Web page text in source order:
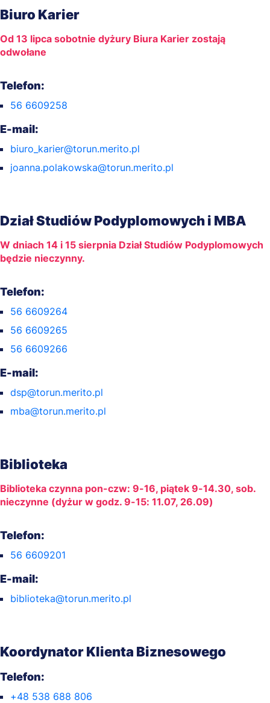
Biuro Karier
Od 13 lipca sobotnie dyżury Biura Karier zostają
odwołane
Telefon:
56 6609258
E-mail:
biuro_karier@torun.merito.pl
joanna.polakowska@torun.merito.pl
Dział Studiów Podyplomowych i MBA
W dniach 14 i 15 sierpnia Dział Studiów Podyplomowych
będzie nieczynny.
Telefon:
56 6609264
56 6609265
56 6609266
E-mail:
dsp@torun.merito.pl
mba@torun.merito.pl
Biblioteka
Biblioteka czynna pon-czw: 9-16, piątek 9-14.30, sob.
nieczynne (dyżur w godz. 9-15: 11.07, 26.09)
Telefon:
56 6609201
E-mail:
biblioteka@torun.merito.pl
Koordynator Klienta Biznesowego
Telefon:
+48 538 688 806